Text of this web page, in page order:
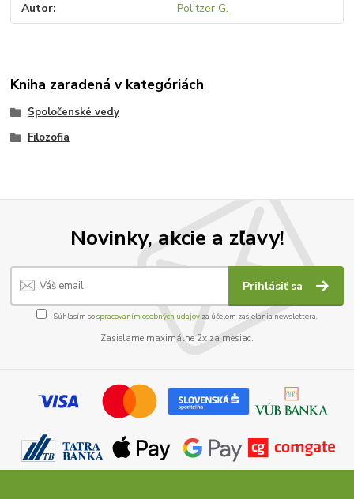
Autor Politzer G.
Kniha zaradená v kategóriách
Spoločenské vedy
Filozofia
Novinky, akcie a zľavy!
Prihlásiť sa
Súhlasím sospracovaním osobných údajov za účelom zasielania newslettera.
Zasielame maximálne 2x za mesiac.